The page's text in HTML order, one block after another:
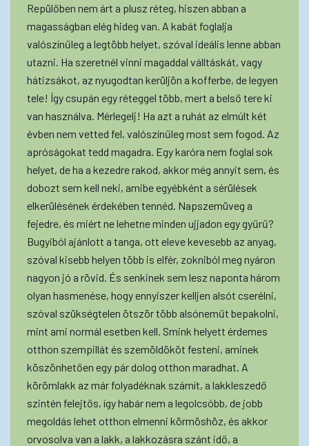
Repülőben nem árt a plusz réteg, hiszen abban a
magasságban elég hideg van. A kabát foglalja
valószínűleg a legtöbb helyet, szóval ideális lenne abban
utazni. Ha szeretnél vinni magaddal válltáskát, vagy
hátizsákot, az nyugodtan kerüljön a kofferbe, de legyen
tele! Így csupán egy réteggel több, mert a belső tere ki
van használva. Mérlegelj! Ha azt a ruhát az elmúlt két
évben nem vetted fel, valószínűleg most sem fogod. Az
apróságokat tedd magadra. Egy karóra nem foglal sok
helyet, de ha a kezedre rakod, akkor még annyit sem, és
dobozt sem kell neki, amibe egyébként a sérülések
elkerülésének érdekében tennéd. Napszemüveg a
fejedre, és miért ne lehetne minden ujjadon egy gyűrű?
Bugyiból ajánlott a tanga, ott eleve kevesebb az anyag,
szóval kisebb helyen több is elfér, zokniból meg nyáron
nagyon jó a rövid. És senkinek sem lesz naponta három
olyan hasmenése, hogy ennyiszer kelljen alsót cserélni,
szóval szükségtelen ötször több alsóneműt bepakolni,
mint ami normál esetben kell. Smink helyett érdemes
otthon szempillát és szemöldököt festeni, aminek
köszönhetően egy pár dolog otthon maradhat. A
körömlakk az már folyadéknak számít, a lakkleszedő
szintén felejtős, így habár nem a legolcsóbb, de jobb
megoldás lehet otthon elmenni körmöshöz, és akkor
orvosolva van a lakk, a lakkozásra szánt idő, a